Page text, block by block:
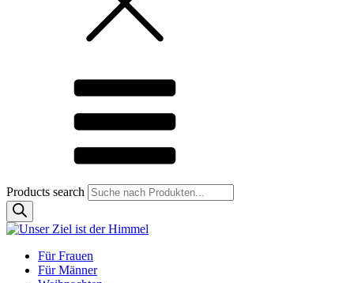
Products search
Für Frauen
Für Männer